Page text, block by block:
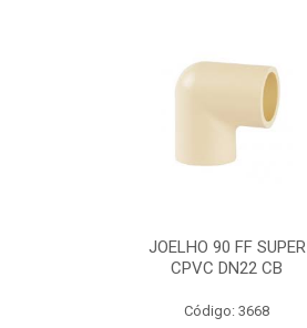
JOELHO 90 FF SUPER
CPVC DN22 CB
Código: 3668